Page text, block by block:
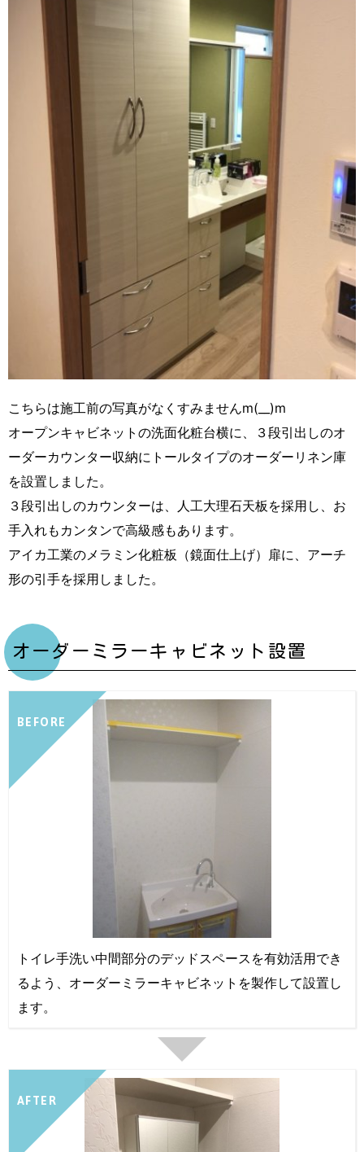
こちらは施工前の写真がなくすみませんm(__)m
オープンキャビネットの洗面化粧台横に、３段引出しのオ
ーダーカウンター収納にトールタイプのオーダーリネン庫
を設置しました。
３段引出しのカウンターは、人工大理石天板を採用し、お
手入れもカンタンで高級感もあります。
アイカ工業のメラミン化粧板（鏡面仕上げ）扉に、アーチ
形の引手を採用しました。
オーダーミラーキャビネット設置
BEFORE
トイレ手洗い中間部分のデッドスペースを有効活用でき
るよう、オーダーミラーキャビネットを製作して設置し
ます。
AFTER